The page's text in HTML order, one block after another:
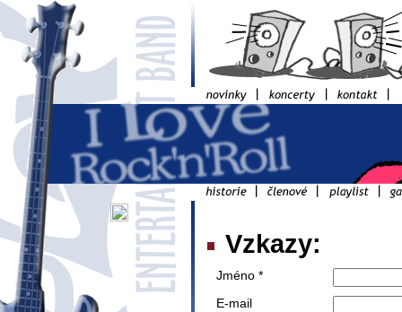
Vzkazy:
Jméno *
E-mail